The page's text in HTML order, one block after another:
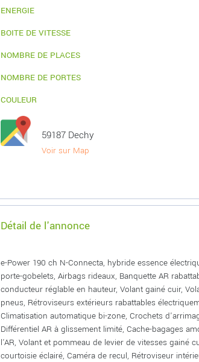
ENERGIE
BOITE DE VITESSE
NOMBRE DE PLACES
NOMBRE DE PORTES
COULEUR
59187 Dechy
Voir sur Map
Détail de l'annonce
e-Power 190 ch N-Connecta, hybride essence
porte-gobelets, Airbags rideaux, Banquette AR
conducteur réglable en hauteur, Volant gainé cuir,
pneus, Rétroviseurs extérieurs rabattables
Climatisation automatique bi-zone, Crochets
Différentiel AR à glissement limité, Cache-bagages
l'AR, Volant et pommeau de levier de vitesses gainé
courtoisie éclairé, Caméra de recul, Rétroviseur